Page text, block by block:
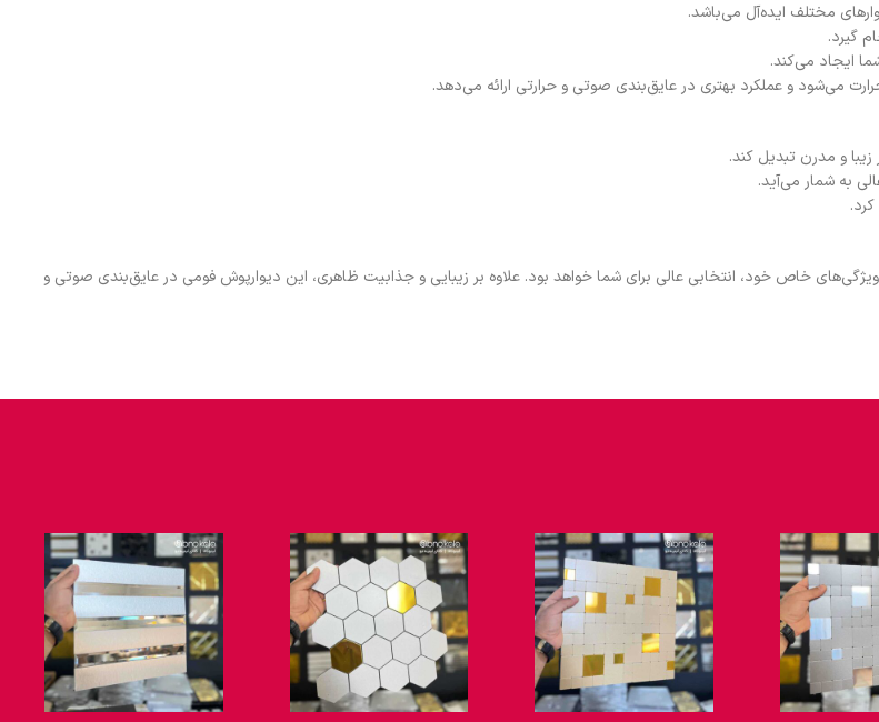
گیرد.
ایجاد می‌کند.
می‌شود و عملکرد بهتری در عایق‌بندی صوتی و حرارتی ارائه می‌دهد.
و مدرن تبدیل کند.
به شمار می‌آید.
خاص خود، انتخابی عالی برای شما خواهد بود. علاوه بر زیبایی و جذابیت ظاهری، این دیوارپوش فومی در عایق‌بندی صوتی و